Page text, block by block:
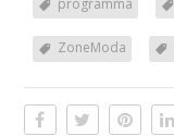
ZoneModa